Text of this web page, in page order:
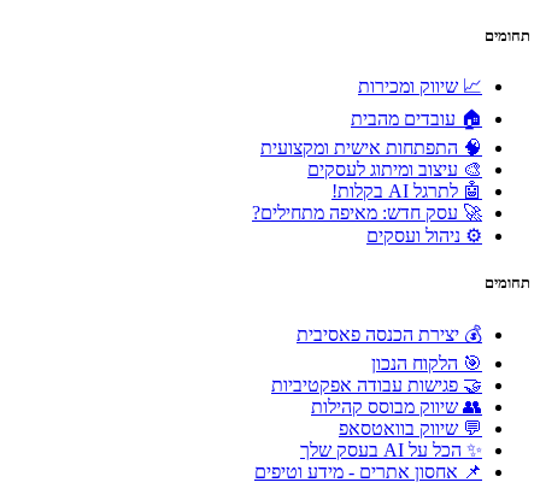
תחומים
📈 שיווק ומכירות
🏠 עובדים מהבית
🧠 התפתחות אישית ומקצועית
🎨 עיצוב ומיתוג לעסקים
🤖 לתרגל AI בקלות!
🚀 עסק חדש: מאיפה מתחילים?
⚙️ ניהול ועסקים
תחומים
💰 יצירת הכנסה פאסיבית
🎯 הלקוח הנכון
🤝 פגישות עבודה אפקטיביות
👥 שיווק מבוסס קהילות
💬 שיווק בוואטסאפ
✨ הכל על AI בעסק שלך
📌 אחסון אתרים - מידע וטיפים